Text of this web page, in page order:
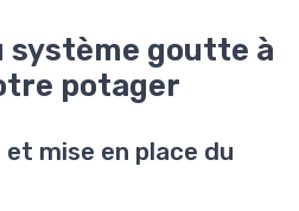
goutte à
potager
mise en place du